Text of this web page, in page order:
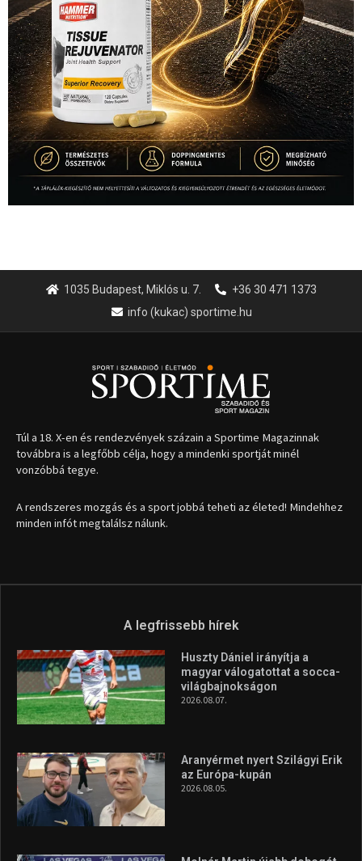
1035 Budapest, Miklós u. 7.
+36 30 471 1373
info (kukac) sportime.hu
Túl a 18. X-en és rendezvények százain a Sportime Magazinnak
továbbra is a legfőbb célja, hogy a mindenki sportját minél
vonzóbbá tegye.
A rendszeres mozgás és a sport jobbá teheti az életed! Mindehhez
minden infót megtalálsz nálunk.
A legfrissebb hírek
Huszty Dániel irányítja a
magyar válogatottat a socca-
világbajnokságon
2026.08.07.
Aranyérmet nyert Szilágyi Erik
az Európa-kupán
2026.08.05.